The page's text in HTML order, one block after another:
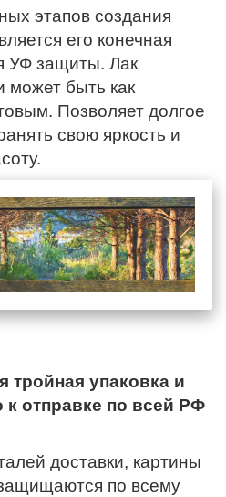
этапов создания
его конечная
УФ защиты. Лак
может быть как
Позволяет долгое
свою яркость и
тройная упаковка и
к отправке по всей РФ
доставки, картины
по всему